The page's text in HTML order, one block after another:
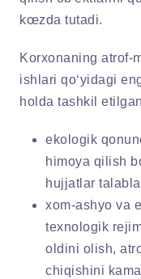
kœzda tutadi.
Korxonaning atrof-
ishlari qo‘yidagi
holda tashkil
ekologik
himoya qilish
hujjatlar
xom-ashyo va
texnologik
oldini olish,
chiqishini